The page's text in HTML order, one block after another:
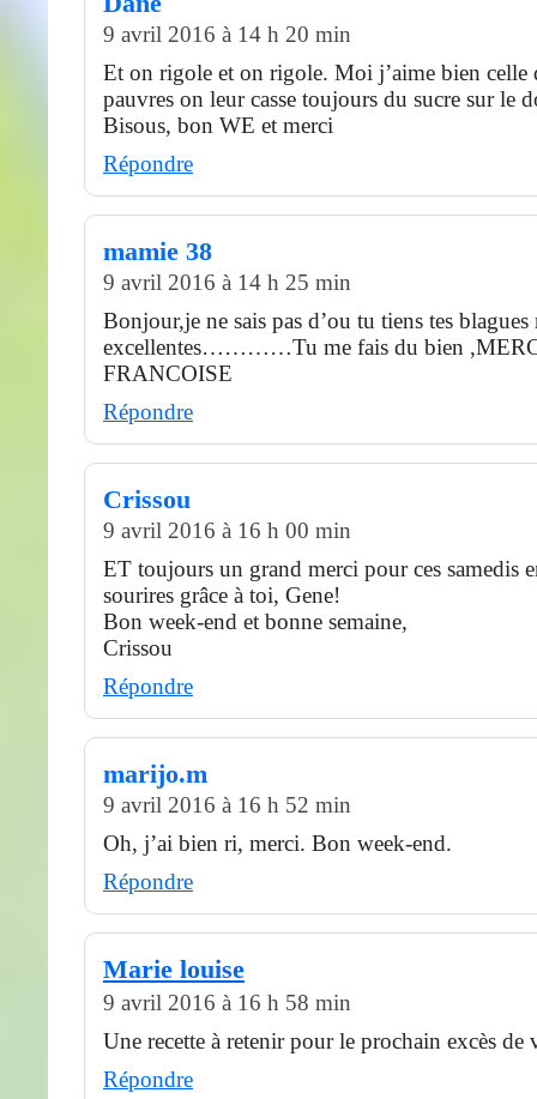
9 avril 2016 à 14 h 20 min
Et on rigole et on rigole. Moi j’aime bien celle
pauvres on leur casse toujours du sucre sur le
Bisous, bon WE et merci
Répondre
mamie 38
9 avril 2016 à 14 h 25 min
Bonjour,je ne sais pas d’ou tu tiens tes blagues
excellentes…………Tu me fais du bien
FRANCOISE
Répondre
Crissou
9 avril 2016 à 16 h 00 min
ET toujours un grand merci pour ces samedis
sourires grâce à toi, Gene!
Bon week-end et bonne semaine,
Crissou
Répondre
marijo.m
9 avril 2016 à 16 h 52 min
Oh, j’ai bien ri, merci. Bon week-end.
Répondre
Marie louise
9 avril 2016 à 16 h 58 min
Une recette à retenir pour le prochain excès de
Répondre